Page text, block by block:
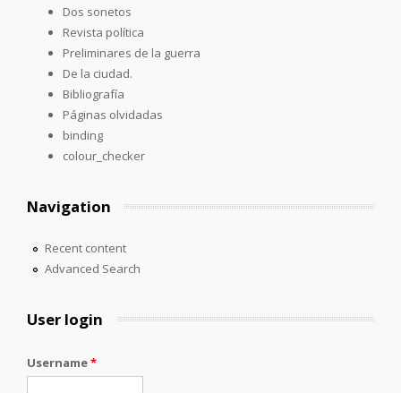
Dos sonetos
Revista política
Preliminares de la guerra
De la ciudad.
Bibliografía
Páginas olvidadas
binding
colour_checker
Navigation
Recent content
Advanced Search
User login
Username*